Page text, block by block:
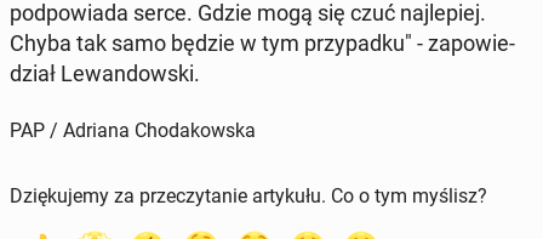
pod­po­wia­da serce. Gdzie mogą się czuć naj­le­piej.
Chyba tak samo będzie w tym przy­pad­ku" - za­po­wie­
dział Le­wan­dow­ski.
PAP / Adriana Chodakowska
Dziękujemy za przeczytanie artykułu. Co o tym myślisz?